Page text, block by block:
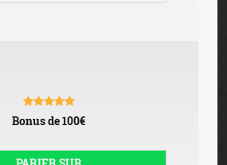
Bonus de 100€